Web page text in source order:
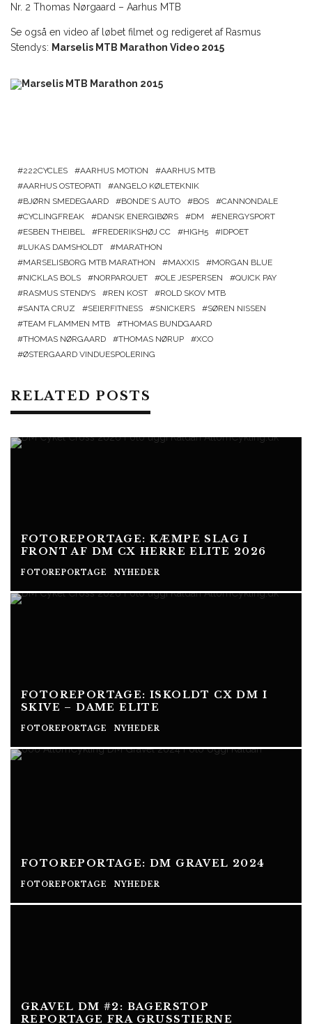
Nr. 2 Thomas Nørgaard – Aarhus MTB
Se også en video af løbet filmet og redigeret af Rasmus
Stendys: Marselis MTB Marathon Video 2015
222CYCLES AARHUS MOTION
AARHUS MTB
AARHUS OSTEOPATI
ANGELO KØLETEKNIK
BJØRN SMEDEGAARD
BONDE´S AUTO BOS
CANNONDALE
CYCLINGFREAK
DANSK ENERGIBØRS DM
ENERGYSPORT
ESBEN THEIBEL
FREDERIKSHØJ CC HIGH5
IDPOET
LUKAS DAMSHOLDT
MARATHON
MARSELISBORG MTB MARATHON
MAXXIS
MORGAN BLUE
NICKLAS BOLS
NORPARQUET OLE JESPERSEN
QUICK PAY
RASMUS STENDYS
REN KOST
ROLD SKOV MTB
SANTA CRUZ
SEIERFITNESS SNICKERS
SØREN NISSEN
TEAM FLAMMEN MTB
THOMAS BUNDGAARD
THOMAS NØRGAARD
THOMAS NØRUP
XCO
ØSTERGAARD VINDUESPOLERING
RELATED POSTS
FOTOREPORTAGE: KÆMPE SLAG I
FRONT AF DM CX HERRE ELITE 2026
FOTOREPORTAGE NYHEDER
FOTOREPORTAGE: ISKOLDT CX DM I
SKIVE – DAME ELITE
FOTOREPORTAGE NYHEDER
FOTOREPORTAGE: DM GRAVEL 2024
FOTOREPORTAGE NYHEDER
GRAVEL DM #2: BAGERSTOP
REPORTAGE FRA GRUSSTIERNE